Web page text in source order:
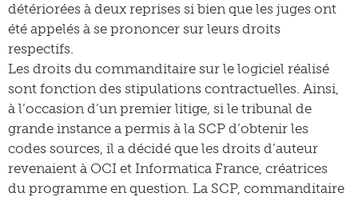
détériorées à deux reprises si bien que les juges ont
été appelés à se prononcer sur leurs droits
respectifs.
Les droits du commanditaire sur le logiciel réalisé
sont fonction des stipulations contractuelles. Ainsi,
à l’occasion d’un premier litige, si le tribunal de
grande instance a permis à la SCP d’obtenir les
codes sources, il a décidé que les droits d’auteur
revenaient à OCI et Informatica France, créatrices
du programme en question. La SCP, commanditaire